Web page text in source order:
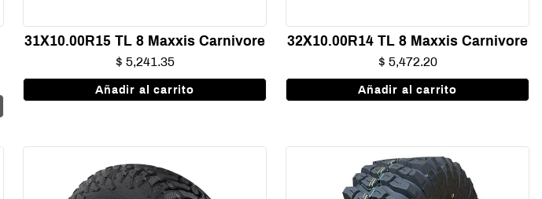
31X10.00R15 TL 8 Maxxis Carnivore
$ 5,241.35
Añadir al carrito
32X10.00R14 TL 8 Maxxis Carnivore
$ 5,472.20
Añadir al carrito